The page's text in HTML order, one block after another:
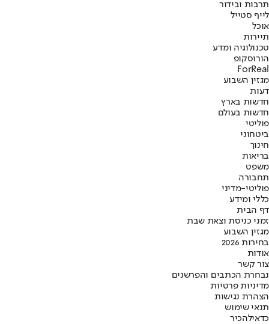
תרבות ובידור
לייף סטייל
אוכל
תיירות
טכנולוגיה ומדע
הורוסקופ
ForReal
מגזין השבוע
דעות
חדשות בארץ
חדשות בעולם
פוליטי
ביטחוני
חינוך
בריאות
משפט
תחבורה
פוליטי-מדיני
כללי ומידע
דף הבית
זמני כניסת וצאת שבת
מגזין השבוע
בחירות 2026
אודות
צור קשר
נבחרת הכתבים והפרשנים
מדיניות פרטיות
הצהרת נגישות
תנאי שימוש
כדאילהכיר